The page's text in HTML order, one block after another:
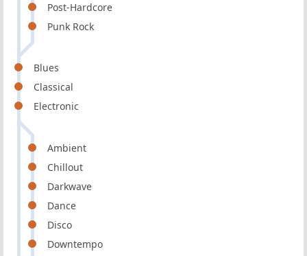
Post-Hardcore
Punk Rock
Blues
Classical
Electronic
Ambient
Chillout
Darkwave
Dance
Disco
Downtempo